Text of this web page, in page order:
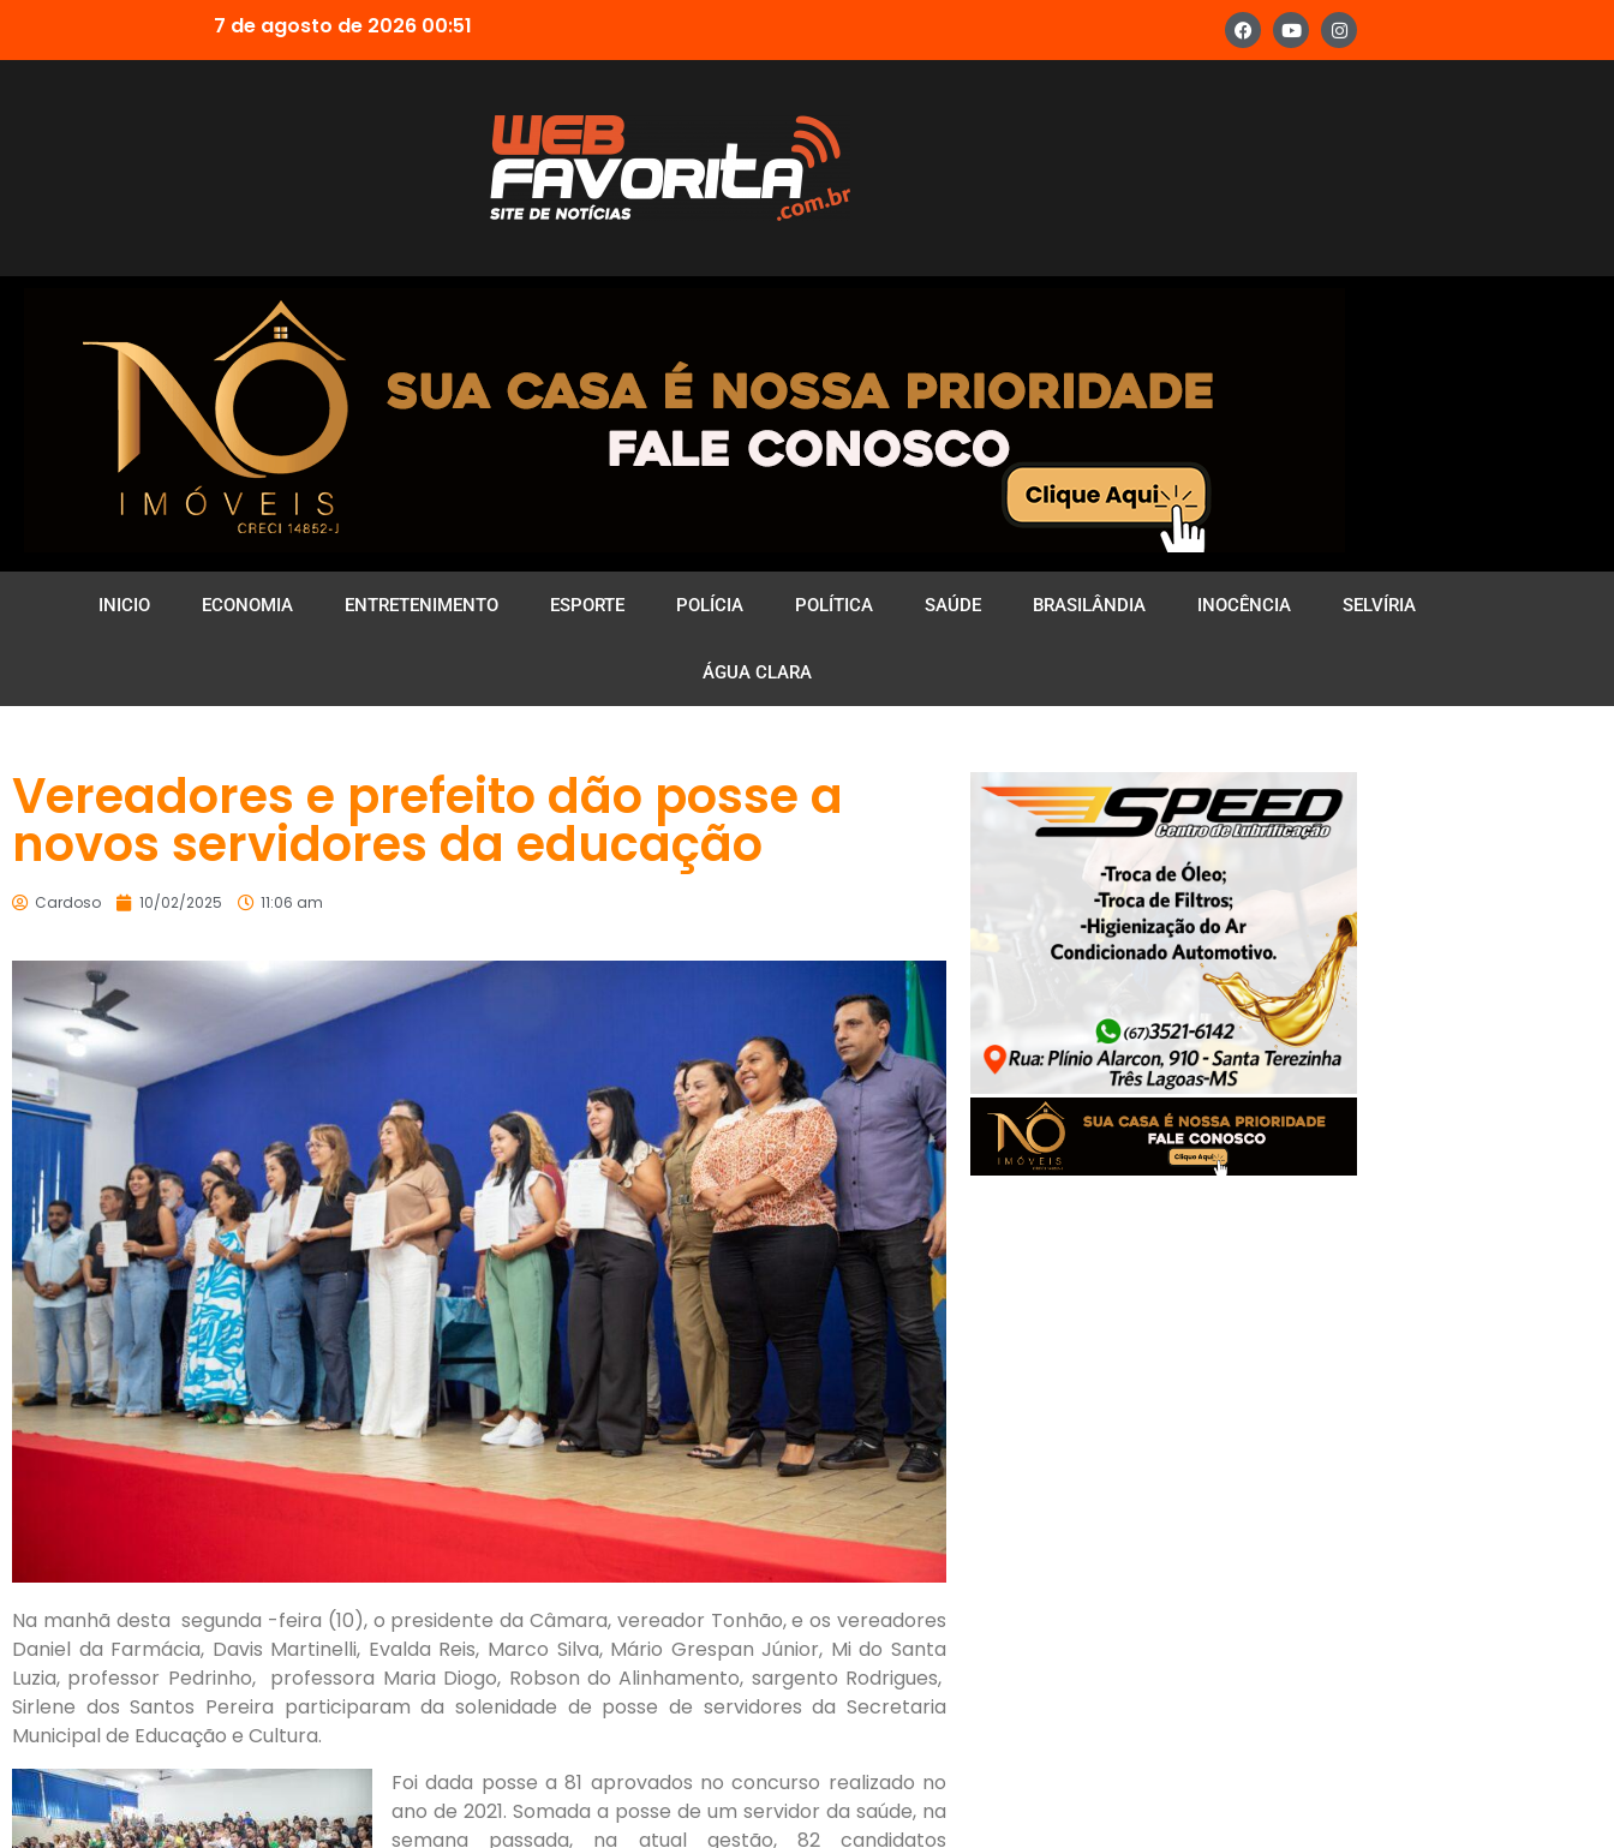
7 de agosto de 2026 00:51
INICIO ECONOMIA ENTRETENIMENTO ESPORTE POLÍCIA POLÍTICA SAÚDE BRASILÂNDIA INOCÊNCIA SELVÍRIA
ÁGUA CLARA
Vereadores e prefeito dão posse a
novos servidores da educação
Cardoso 10/02/2025 11:06 am
Na manhã desta segunda -feira (10), o presidente da Câmara, vereador Tonhão, e os vereadores
Daniel da Farmácia, Davis Martinelli, Evalda Reis, Marco Silva, Mário Grespan Júnior, Mi do Santa
Luzia, professor Pedrinho, professora Maria Diogo, Robson do Alinhamento, sargento Rodrigues,
Sirlene dos Santos Pereira participaram da solenidade de posse de servidores da Secretaria
Municipal de Educação e Cultura.
Foi dada posse a 81 aprovados no concurso realizado no
ano de 2021. Somada a posse de um servidor da saúde, na
semana passada, na atual gestão, 82 candidatos